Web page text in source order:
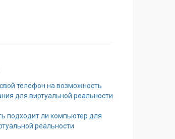
телефон на возможность
для виртуальной реальности
подходит ли компьютер для
реальности